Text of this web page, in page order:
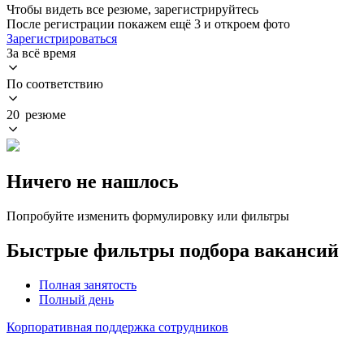
Чтобы видеть все резюме, зарегистрируйтесь
После регистрации покажем ещё 3 и откроем фото
Зарегистрироваться
За всё время
По соответствию
20 резюме
Ничего не нашлось
Попробуйте изменить формулировку или фильтры
Быстрые фильтры подбора вакансий
Полная занятость
Полный день
Корпоративная поддержка сотрудников